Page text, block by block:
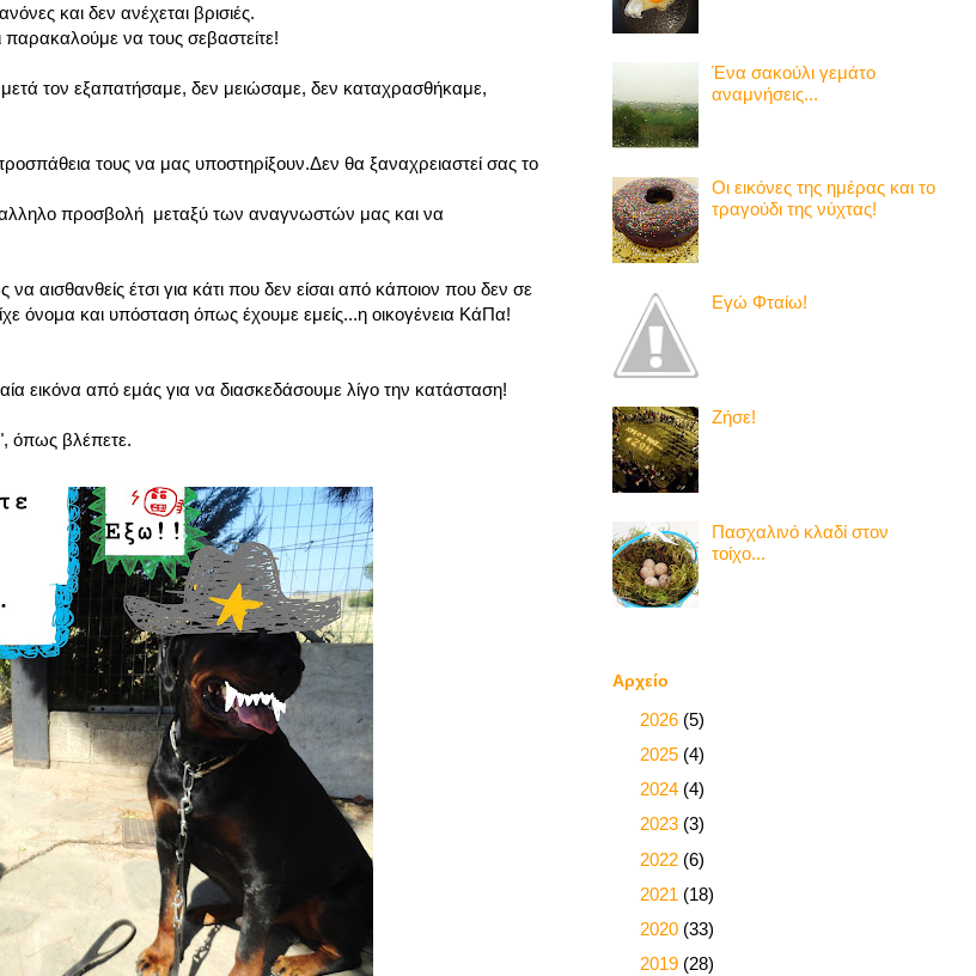
και δεν ανέχεται βρισιές.
παρακαλούμε να τους σεβαστείτε!
τον εξαπατήσαμε, δεν μειώσαμε, δεν καταχρασθήκαμε,
τους να μας υποστηρίξουν.Δεν θα ξαναχρειαστεί σας το
προσβολή μεταξύ των αναγνωστών μας και να
έτσι για κάτι που δεν είσαι από κάποιον που δεν σε
όνομα και υπόσταση όπως έχουμε εμείς...η οικογένεια ΚάΠα!
εικόνα από εμάς για να διασκεδάσουμε λίγο την κατάσταση!
όπως βλέπετε.
Ένα σακούλι γεμάτο
αναμνήσεις...
Οι εικόνες της ημέρας και το
τραγούδι της νύχτας!
Εγώ Φταίω!
Ζήσε!
Πασχαλινό κλαδί στον
τοίχο...
Αρχείο
2026 (5)
2025 (4)
2024 (4)
2023 (3)
2022 (6)
2021 (18)
2020 (33)
2019 (28)